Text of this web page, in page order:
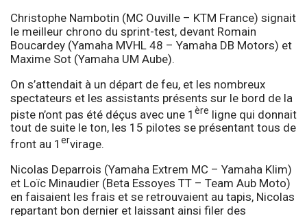
Christophe Nambotin (MC Ouville – KTM France) signait
le meilleur chrono du sprint-test, devant Romain
Boucardey (Yamaha MVHL 48 – Yamaha DB Motors) et
Maxime Sot (Yamaha UM Aube).
On s’attendait à un départ de feu, et les nombreux
spectateurs et les assistants présents sur le bord de la
piste n’ont pas été déçus avec une 1 ère ligne qui donnait
tout de suite le ton, les 15 pilotes se présentant tous de
front au 1 ervirage.
Nicolas Deparrois (Yamaha Extrem MC – Yamaha Klim)
et Loïc Minaudier (Beta Essoyes TT – Team Aub Moto)
en faisaient les frais et se retrouvaient au tapis, Nicolas
repartant bon dernier et laissant ainsi filer des